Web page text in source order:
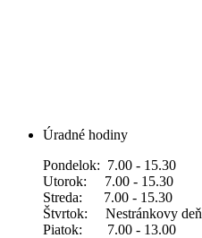
Úradné hodiny
Pondelok: 7.00 - 15.30
Utorok: 7.00 - 15.30
Streda: 7.00 - 15.30
Štvrtok: Nestránkovy deň
Piatok: 7.00 - 13.00